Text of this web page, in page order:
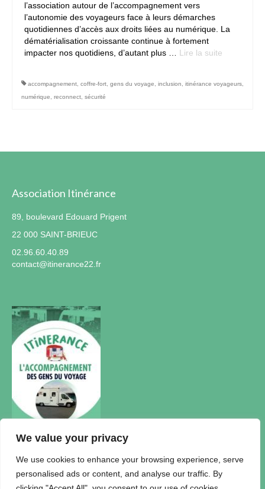
We value your privacy
We use cookies to enhance your browsing experience, serve
personalised ads or content, and analyse our traffic. By
l’association autour de l’accompagnement vers
l’autonomie des voyageurs face à leurs démarches
quotidiennes d’accès aux droits liées au numérique. La
dématérialisation croissante continue à fortement
impacter nos quotidiens, d’autant plus … Lire la suite­­
accompagnement coffre-fort gens du voyage inclusion itinérance voyageurs
numérique
reconnect sécurité
Association Itinérance
89, boulevard Edouard Prigent
22 000 SAINT-BRIEUC
02.96.60.40.89
contact@itinerance22.fr
Actualités
Accueil Itinérance